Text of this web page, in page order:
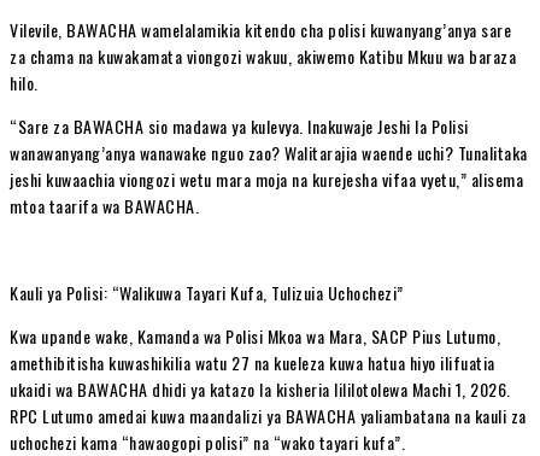
Vilevile, BAWACHA wamelalamikia kitendo cha polisi kuwanyang’anya sare
za chama na kuwakamata viongozi wakuu, akiwemo Katibu Mkuu wa baraza
hilo.
“Sare za BAWACHA sio madawa ya kulevya. Inakuwaje Jeshi la Polisi
wanawanyang’anya wanawake nguo zao? Walitarajia waende uchi? Tunalitaka
jeshi kuwaachia viongozi wetu mara moja na kurejesha vifaa vyetu,” alisema
mtoa taarifa wa BAWACHA.
Kauli ya Polisi: “Walikuwa Tayari Kufa, Tulizuia Uchochezi”
Kwa upande wake, Kamanda wa Polisi Mkoa wa Mara, SACP Pius Lutumo,
amethibitisha kuwashikilia watu 27 na kueleza kuwa hatua hiyo ilifuatia
ukaidi wa BAWACHA dhidi ya katazo la kisheria lililotolewa Machi 1, 2026.
RPC Lutumo amedai kuwa maandalizi ya BAWACHA yaliambatana na kauli za
uchochezi kama “hawaogopi polisi” na “wako tayari kufa”.